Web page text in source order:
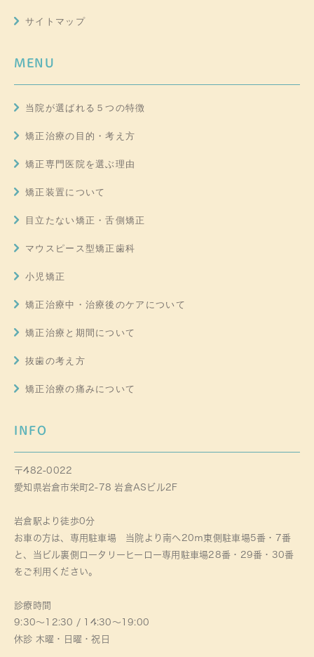
サイトマップ
MENU
当院が選ばれる５つの特徴
矯正治療の目的・考え方
矯正専門医院を選ぶ理由
矯正装置について
目立たない矯正・舌側矯正
マウスピース型矯正歯科
小児矯正
矯正治療中・治療後のケアについて
矯正治療と期間について
抜歯の考え方
矯正治療の痛みについて
INFO
〒482-0022
愛知県岩倉市栄町2-78 岩倉ASビル2F
岩倉駅より徒歩0分
お車の方は、専用駐車場 当院より南へ20ｍ東側駐車場5番・7番
と、当ビル裏側ロータリーヒーロー専用駐車場28番・29番・30番
をご利用ください。
診療時間
9:30～12:30 / 14:30～19:00
休診 木曜・日曜・祝日